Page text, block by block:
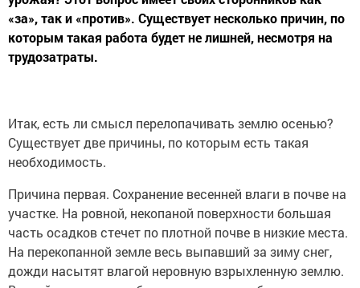
«за», так и «против». Существует несколько причин, по
которым такая работа будет не лишней, несмотря на
трудозатраты.
Итак, есть ли смысл перелопачивать землю осенью?
Существует две причины, по которым есть такая
необходимость.
Причина первая. Сохранение весенней влаги в почве на
участке. На ровной, некопаной поверхности большая
часть осадков стечет по плотной почве в низкие места.
На перекопанной земле весь выпавший за зиму снег,
дожди насытят влагой неровную взрыхленную землю.